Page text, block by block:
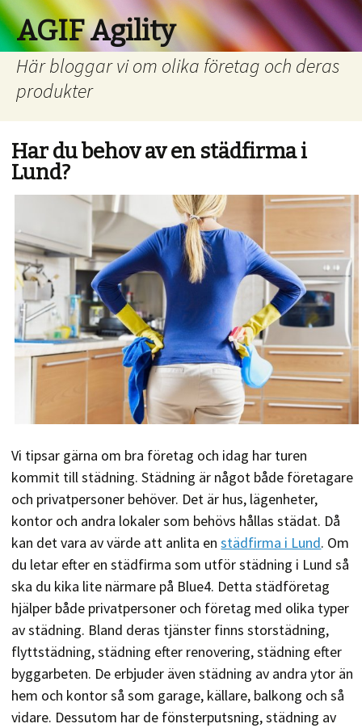
AGIF Agility
Här bloggar vi om olika företag och deras
produkter
Har du behov av en städfirma i
Lund?
Vi tipsar gärna om bra företag och idag har turen
kommit till städning. Städning är något både företagare
och privatpersoner behöver. Det är hus, lägenheter,
kontor och andra lokaler som behövs hållas städat. Då
kan det vara av värde att anlita enstädfirma i Lund. Om
du letar efter en städfirma som utför städning i Lund så
ska du kika lite närmare på Blue4. Detta städföretag
hjälper både privatpersoner och företag med olika typer
av städning. Bland deras tjänster finns storstädning,
flyttstädning, städning efter renovering, städning efter
byggarbeten. De erbjuder även städning av andra ytor än
hem och kontor så som garage, källare, balkong och så
vidare. Dessutom har de fönsterputsning, städning av